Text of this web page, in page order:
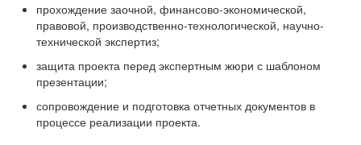
прохождение заочной, финансово-экономической,
правовой, производственно-технологической, научно-
технической экспертиз;
защита проекта перед экспертным жюри с шаблоном
презентации;
сопровождение и подготовка отчетных документов в
процессе реализации проекта.